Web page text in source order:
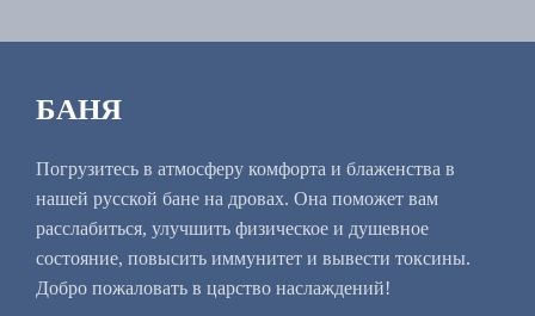
БАНЯ
Погрузитесь в атмосферу комфорта и блаженства в
нашей русской бане на дровах. Она поможет вам
расслабиться, улучшить физическое и душевное
состояние, повысить иммунитет и вывести токсины.
Добро пожаловать в царство наслаждений!